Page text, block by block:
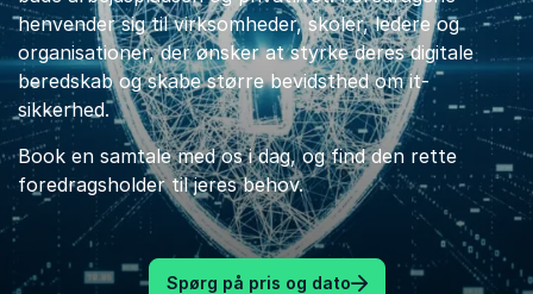
henvender sig til virksomheder, skoler, ledere og
organisationer, der ønsker at styrke deres digitale
beredskab og skabe større bevidsthed om it-
sikkerhed.
Book en samtale med os i dag, og find den rette
foredragsholder til jeres behov.
Spørg på pris og dato